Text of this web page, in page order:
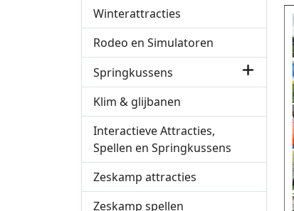
Winterattracties
Rodeo en Simulatoren
Springkussens
Klim & glijbanen
Interactieve Attracties,
Spellen en Springkussens
Zeskamp attracties
Zeskamp spellen